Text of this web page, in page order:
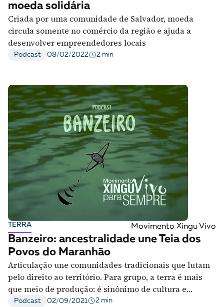
moeda solidária
Criada por uma comunidade de Salvador, moeda
circula somente no comércio da região e ajuda a
desenvolver empreendedores locais
Podcast 08/02/2022 2 min
TERRA Movimento Xingu Vivo
Banzeiro: ancestralidade une Teia dos
Povos do Maranhão
Articulação une comunidades tradicionais que lutam
pelo direito ao território. Para grupo, a terra é mais
que meio de produção: é sinônimo de cultura e
pertencimento
Podcast 02/09/2021 2 min